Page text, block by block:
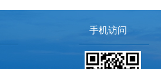
手机访问